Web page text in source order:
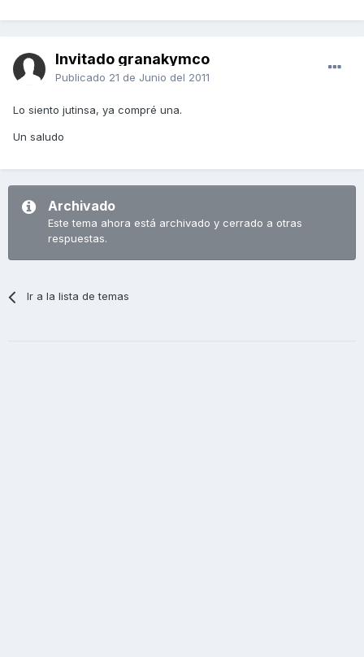
Invitado granakymco
Publicado 21 de Junio del 2011
Lo siento jutinsa, ya compré una.
Un saludo
Archivado
Este tema ahora está archivado y cerrado a otras
respuestas.
Ir a la lista de temas